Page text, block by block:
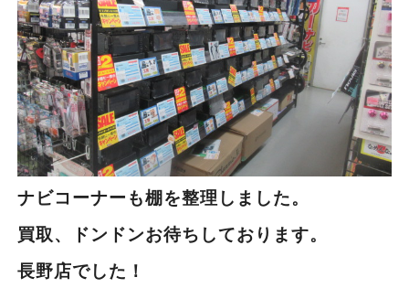
ナビコーナーも棚を整理しました。
買取、ドンドンお待ちしております。
長野店でした！